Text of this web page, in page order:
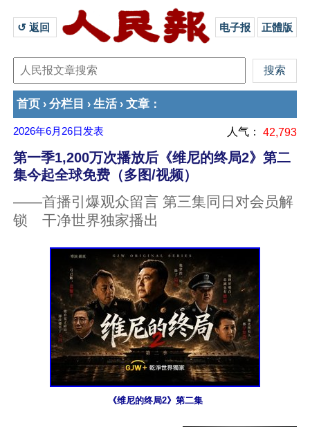
↺ 返回 电子报 正體版
首页 › 分栏目 › 生活 › 文章 ：
2026年6月26日 发表 人气： 42,793
第一季1,200万次播放后《维尼的终局2》第二
集今起全球免费（多图/视频）
——首播引爆观众留言 第三集同日对会员解
锁 干净世界独家播出
《维尼的终局2》第二集